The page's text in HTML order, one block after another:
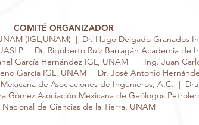
COMITÉ ORGANIZADOR
(IGL,UNAM) | Dr. Hugo Delgado Granados
| Dr. Rigoberto Ruiz Barragán Academia
García Hernández IGL, UNAM | Ing. Juan
García IGL, UNAM | Dr. José Antonio
de Asociaciones de Ingenieros, A.C. |
Asociación Mexicana de Geólogos
Nacional de Ciencias de la Tierra, UNAM